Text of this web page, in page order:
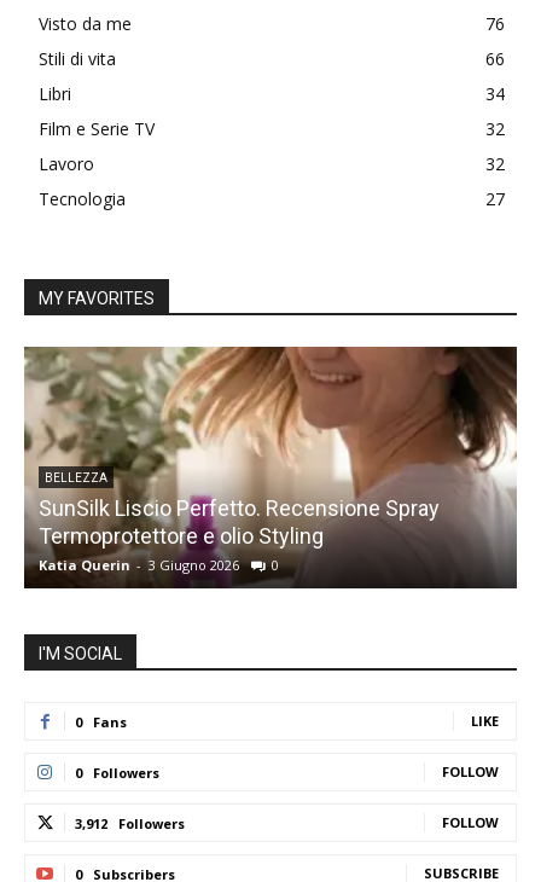
Visto da me
76
Stili di vita
66
Libri
34
Film e Serie TV
32
Lavoro
32
Tecnologia
27
MY FAVORITES
BELLEZZA
SunSilk Liscio Perfetto. Recensione Spray
Termoprotettore e olio Styling
Katia Querin - 3 Giugno 2026 0
I'M SOCIAL
0 Fans LIKE
0 Followers FOLLOW
3,912 Followers FOLLOW
0 Subscribers SUBSCRIBE